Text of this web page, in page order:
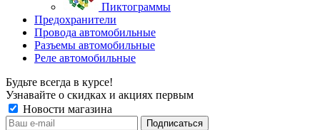
Пиктограммы
Предохранители
Провода автомобильные
Разъемы автомобильные
Реле автомобильные
Будьте всегда в курсе!
Узнавайте о скидках и акциях первым
Новости магазина